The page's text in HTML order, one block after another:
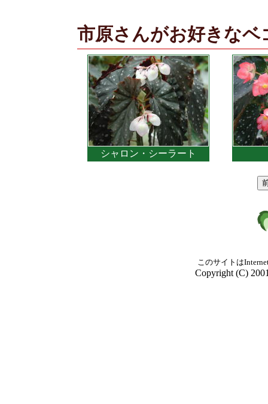
市原さんがお好きなベ
シャロン・シーラート
このサイトは
Copyright (C)